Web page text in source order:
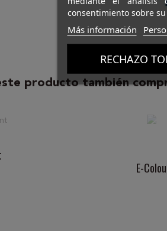
producto también
E-
consentimiento sobre
Más información
RECHAZO